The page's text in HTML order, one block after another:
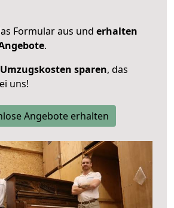
Formular aus und erhalten
.
sparen, das
uns!
Angebote erhalten